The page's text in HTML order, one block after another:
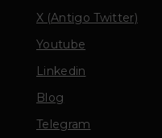
X (Antigo Twitter)
Youtube
Linkedin
Blog
Telegram